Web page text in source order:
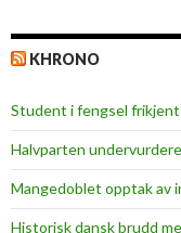
KHRONO
Student i fengsel
Halvparten
Mangedoblet opptak av
Historisk dansk brudd